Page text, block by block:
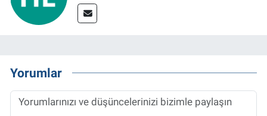
Yorumlar